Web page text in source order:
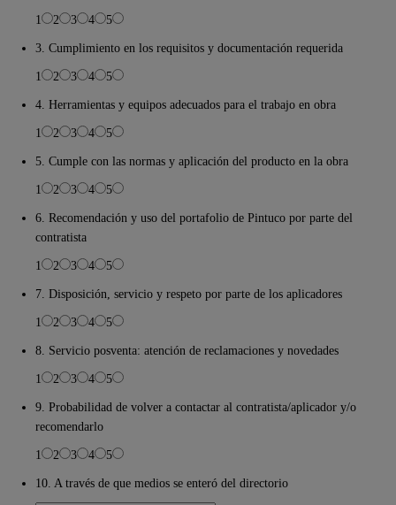
1
2 3 4
5
3. Cumplimiento en los requisitos y documentación requerida
1
2 3 4
5
4. Herramientas y equipos adecuados para el trabajo en obra
1
2 3 4
5
5. Cumple con las normas y aplicación del producto en la obra
1
2 3 4
5
6. Recomendación y uso del portafolio de Pintuco por parte del
contratista
1
2 3 4
5
7. Disposición, servicio y respeto por parte de los aplicadores
1
2 3 4
5
8. Servicio posventa: atención de reclamaciones y novedades
1
2 3 4
5
9. Probabilidad de volver a contactar al contratista/aplicador y/o
recomendarlo
1
2 3 4
5
10. A través de que medios se enteró del directorio